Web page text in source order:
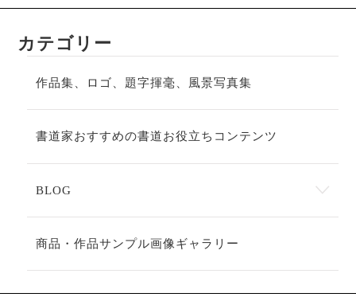
カテゴリー
作品集、ロゴ、題字揮毫、風景写真集
書道家おすすめの書道お役立ちコンテンツ
BLOG
商品・作品サンプル画像ギャラリー